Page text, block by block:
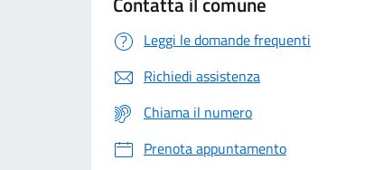
Leggi le domande frequenti
Richiedi assistenza
Chiama il numero
Prenota appuntamento